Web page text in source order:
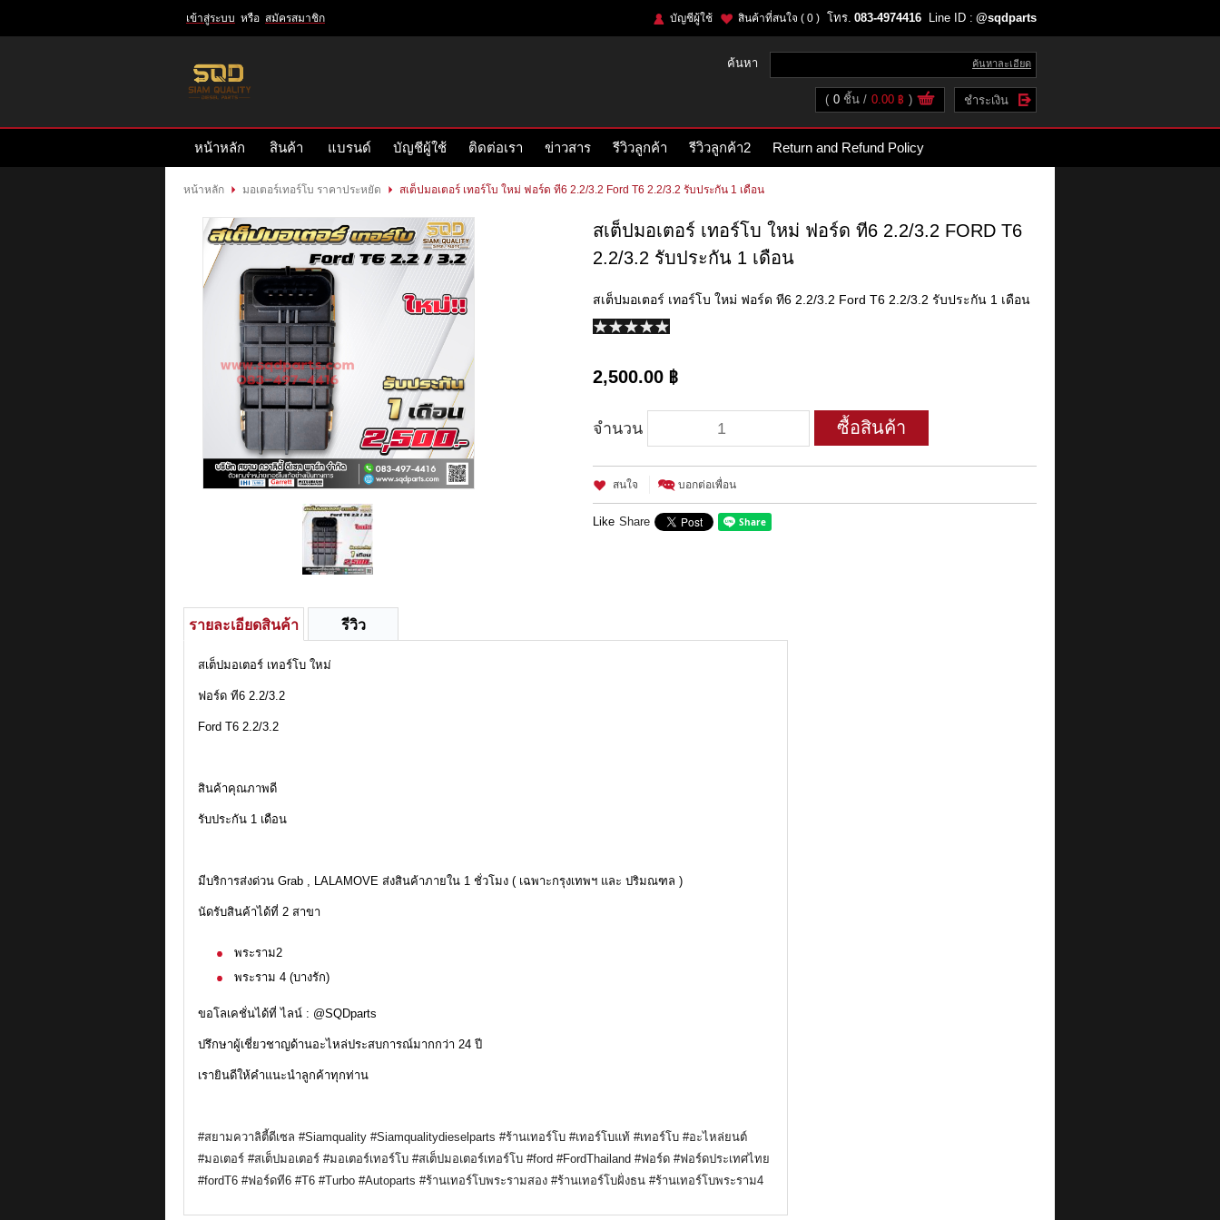
สมัคร
แบรนด์
ข่าวสาร
เข้าสู่ระบบ หรือ สมัครสมาชิก โทร. 083-4974416 Line ID : @sqdparts
สินค้าที่สนใจ ( 0 )
บัญชีผู้ใช้
ค้นหา ค้นหาละเอียด
( 0 ชิ้น 0.00 ฿ ) ชำระเงิน
หน้าหลัก สินค้า แบรนด์ บัญชีผู้ใช้ ติดต่อเรา ข่าวสาร รีวิวลูกค้า รีวิวลูกค้า2 Return and Refund Policy
หน้าหลัก มอเตอร์เทอร์โบ ราคาประหยัด สเต็ปมอเตอร์ เทอร์โบ ใหม่ ฟอร์ด ที6 2.2/3.2 Ford T6 2.2/3.2 รับประกัน 1 เดือน
สเต็ปมอเตอร์ เทอร์โบ ใหม่ ฟอร์ด ที6 2.2/3.2 FORD T6
2.2/3.2 รับประกัน 1 เดือน
สเต็ปมอเตอร์ เทอร์โบ ใหม่ ฟอร์ด ที6 2.2/3.2 Ford T6 2.2/3.2 รับประกัน 1 เดือน
2,500.00 ฿
จำนวน ซื้อสินค้า
สนใจ บอกต่อเพื่อน
Like Share
รายละเอียดสินค้า รีวิว
สเต็ปมอเตอร์ เทอร์โบ ใหม่
ฟอร์ด ที6 2.2/3.2
Ford T6 2.2/3.2
สินค้าคุณภาพดี
รับประกัน 1 เดือน
มีบริการส่งด่วน Grab , LALAMOVE ส่งสินค้าภายใน 1 ชั่วโมง ( เฉพาะกรุงเทพฯ และ ปริมณฑล )
นัดรับสินค้าได้ที่ 2 สาขา
พระราม2
พระราม 4 (บางรัก)
ขอโลเคชั่นได้ที่ ไลน์ : @SQDparts
ปรึกษาผู้เชี่ยวชาญด้านอะไหล่ประสบการณ์มากกว่า 24 ปี
เรายินดีให้คำแนะนำลูกค้าทุกท่าน
#สยามควาลิตี้ดีเซล #Siamquality #Siamqualitydieselparts #ร้านเทอร์โบ #เทอร์โบแท้ #เทอร์โบ #อะไหล่ยนต์
#มอเตอร์ #สเต็ปมอเตอร์ #มอเตอร์เทอร์โบ #สเต็ปมอเตอร์เทอร์โบ #ford #FordThailand #ฟอร์ด #ฟอร์ดประเทศไทย
#fordT6 #ฟอร์ดที6 #T6 #Turbo #Autoparts #ร้านเทอร์โบพระรามสอง #ร้านเทอร์โบฝั่งธน #ร้านเทอร์โบพระราม4